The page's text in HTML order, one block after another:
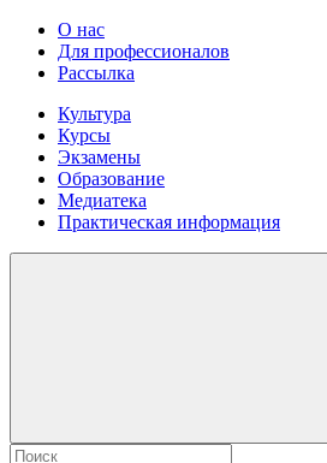
О нас
Для профессионалов
Рассылка
Культура
Курсы
Экзамены
Образование
Медиатека
Практическая информация